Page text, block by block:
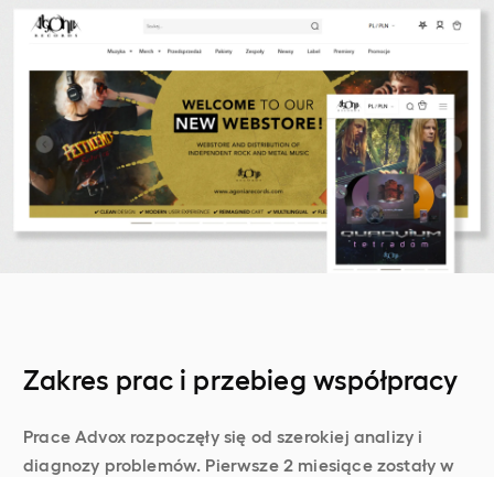
Zakres prac i przebieg współpracy
Prace Advox rozpoczęły się od szerokiej analizy i
diagnozy problemów. Pierwsze 2 miesiące zostały w